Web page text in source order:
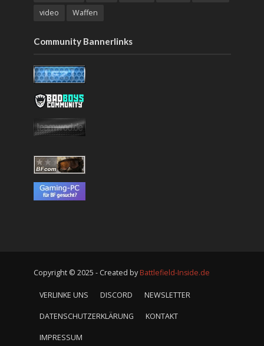
video
Waffen
Community Bannerlinks
Copyright © 2025 - Created by Battlefield-Inside.de
VERLINKE UNS DISCORD NEWSLETTER
DATENSCHUTZERKLÄRUNG KONTAKT
IMPRESSUM